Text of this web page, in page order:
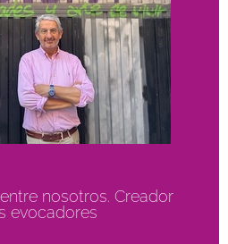
nosotros. Creador
evocadores